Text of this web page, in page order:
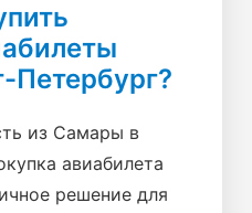
Петербург?
из Самары в
авиабилета
решение для